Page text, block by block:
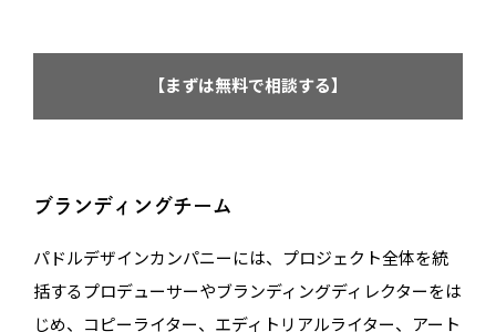
【まずは無料で相談する】
ブランディングチーム
パドルデザインカンパニーには、プロジェクト全体を統
括するプロデューサーやブランディングディレクターをは
じめ、コピーライター、エディトリアルライター、アート